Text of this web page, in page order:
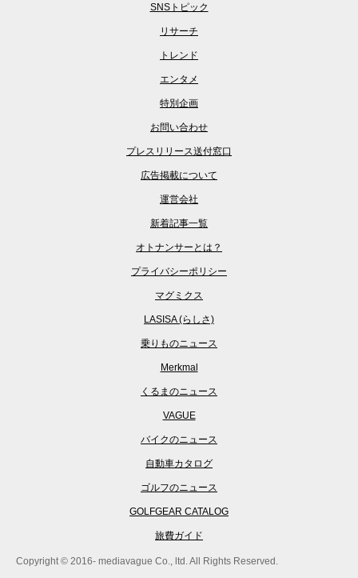
SNSトピック
リサーチ
トレンド
エンタメ
特別企画
お問い合わせ
プレスリリース送付窓口
広告掲載について
運営会社
新着記事一覧
オトナンサーとは？
プライバシーポリシー
マグミクス
LASISA (らしさ)
乗りものニュース
Merkmal
くるまのニュース
VAGUE
バイクのニュース
自動車カタログ
ゴルフのニュース
GOLFGEAR CATALOG
旅費ガイド
Copyright © 2016- mediavague Co., ltd. All Rights Reserved.